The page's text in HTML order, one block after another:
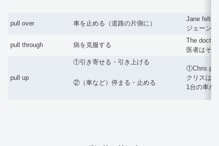
pull over 車を止める（道路の片側に）
Jane felt
ジェーン
pull through 病を克服する
The doctor
医者はそ
pull up
①引き寄せる・引き上げる
②（車など）停まる・止める
①Chris
クリスは
1台の車が